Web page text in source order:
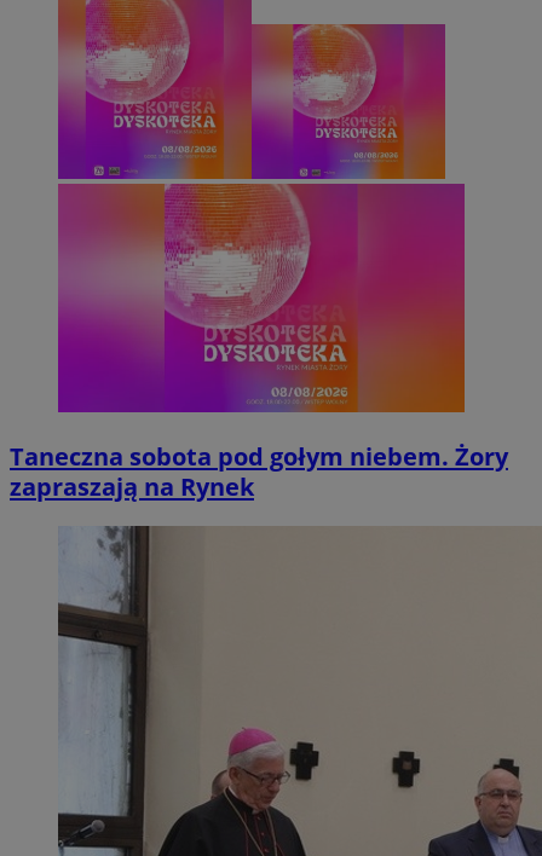
Taneczna sobota pod gołym niebem. Żory
zapraszają na Rynek